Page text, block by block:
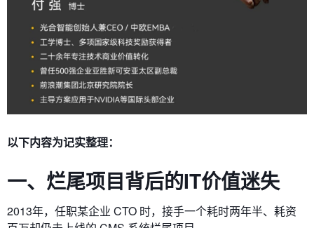
以下内容为记实整理：
一、 烂尾项目背后的IT价值迷失
2013年，任职某企业 CTO 时，接手一个耗时两年半、耗资